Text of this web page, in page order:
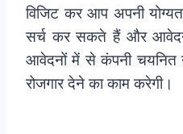
विजिट कर आप अपनी
सर्च कर सकते हैं और
आवेदनों में से कंपनी चयनित
रोजगार देने का काम करेगी।